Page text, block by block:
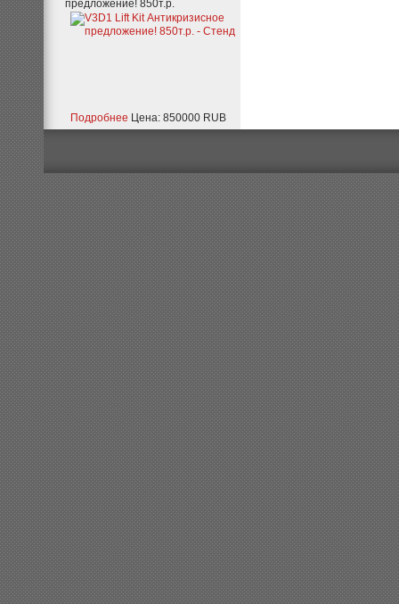
предложение! 850т.р.
Подробнее Цена: 850000 RUB